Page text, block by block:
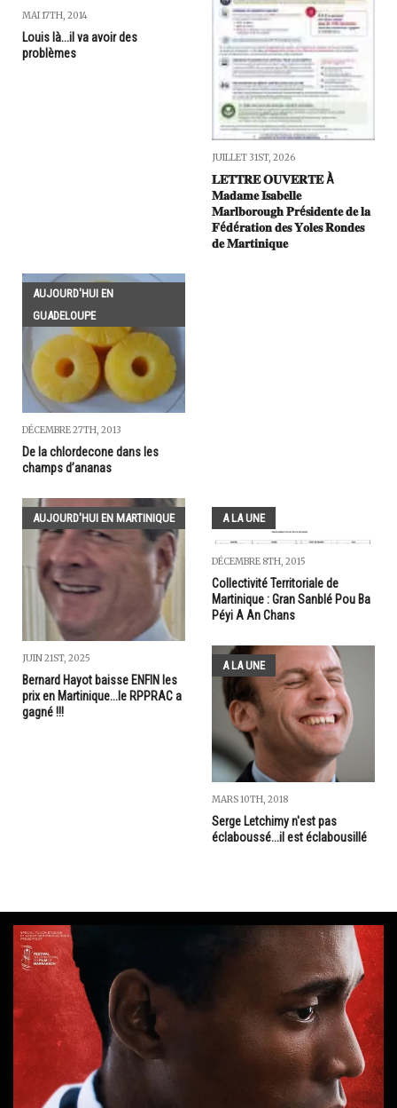
MAI 17TH, 2014
Louis là...il va avoir des
problèmes
JUILLET 31ST, 2026
𝐋𝐄𝐓𝐓𝐑𝐄 𝐎𝐔𝐕𝐄𝐑𝐓𝐄 À
𝐌𝐚𝐝𝐚𝐦𝐞 𝐈𝐬𝐚𝐛𝐞𝐥𝐥𝐞
𝐌𝐚𝐫𝐥𝐛𝐨𝐫𝐨𝐮𝐠𝐡 𝐏𝐫é𝐬𝐢𝐝𝐞𝐧𝐭𝐞 𝐝𝐞 𝐥𝐚
𝐅é𝐝é𝐫𝐚𝐭𝐢𝐨𝐧 𝐝𝐞𝐬 𝐘𝐨𝐥𝐞𝐬 𝐑𝐨𝐧𝐝𝐞𝐬
𝐝𝐞 𝐌𝐚𝐫𝐭𝐢𝐧𝐢𝐪𝐮𝐞
AUJOURD'HUI EN
GUADELOUPE
DÉCEMBRE 27TH, 2013
De la chlordecone dans les
champs d’ananas
AUJOURD'HUI EN MARTINIQUE
JUIN 21ST, 2025
Bernard Hayot baisse ENFIN les
prix en Martinique...le RPPRAC a
gagné !!!
A LA UNE
DÉCEMBRE 8TH, 2015
Collectivité Territoriale de
Martinique : Gran Sanblé Pou Ba
Péyi A An Chans
A LA UNE
MARS 10TH, 2018
Serge Letchimy n'est pas
éclaboussé...il est éclabousillé